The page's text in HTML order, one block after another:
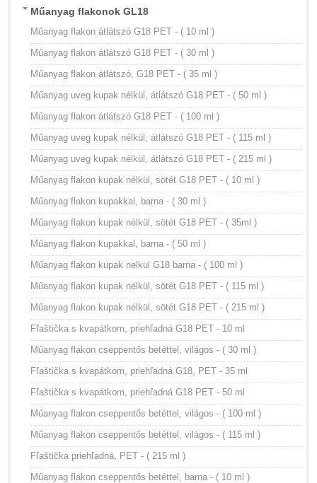
Műanyag flakonok GL18
Műanyag flakon átlátszó G18 PET - ( 10 ml )
Műanyag flakon átlátszó G18 PET - ( 30 ml )
Műanyag flakon átlátszó, G18 PET - ( 35 ml )
Műanyag uveg kupak nélkül, átlátszó G18 PET - ( 50 ml )
Műanyag flakon átlátszó G18 PET - ( 100 ml )
Műanyag uveg kupak nélkül, átlátszó G18 PET - ( 115 ml )
Műanyag uveg kupak nélkül, átlátszó G18 PET - ( 215 ml )
Műanyag flakon kupak nélkül, sötét G18 PET - ( 10 ml )
Műanyag flakon kupakkal, barna - ( 30 ml )
Műanyag flakon kupak nélkül, sötét G18 PET - ( 35ml )
Műanyag flakon kupakkal, barna - ( 50 ml )
Műanyag flakon kupak nelkul G18 barna - ( 100 ml )
Műanyag flakon kupak nélkül, sötét G18 PET - ( 115 ml )
Műanyag flakon kupak nélkül, sötét G18 PET - ( 215 ml )
Fľaštička s kvapátkom, priehľadná G18 PET - 10 ml
Műanyag flakon cseppentős betéttel, világos - ( 30 ml )
Fľaštička s kvapátkom, priehľadná G18, PET - 35 ml
Fľaštička s kvapátkom, priehľadná G18 PET - 50 ml
Műanyag flakon cseppentős betéttel, világos - ( 100 ml )
Műanyag flakon cseppentős betéttel, világos - ( 115 ml )
Fľaštička priehľadná, PET - ( 215 ml )
Műanyag flakon cseppentős betéttel, barna - ( 10 ml )